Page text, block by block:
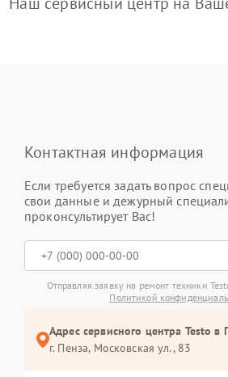
Контактная информация
Если требуется задать вопрос
свои данные и дежурный
проконсультирует Вас!
Отправляя заявку на ремонт техники
Политикой
Адрес сервисного центра Testo в
г. Пенза, Московская ул., 83